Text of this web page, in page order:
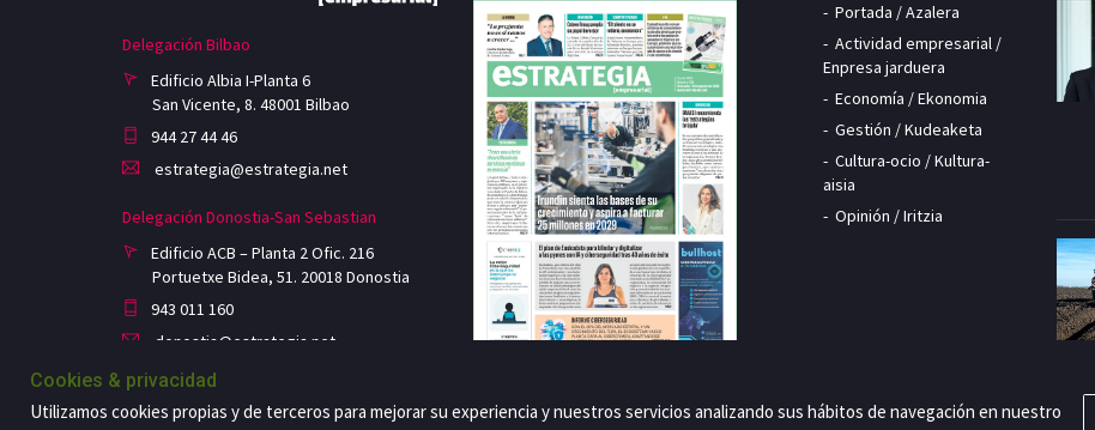
Delegación Bilbao
Edificio Albia I-Planta 6
San Vicente, 8. 48001 Bilbao
944 27 44 46
estrategia@estrategia.net
Delegación Donostia-San Sebastian
Edificio ACB – Planta 2 Ofic. 216
Portuetxe Bidea, 51. 20018 Donostia
943 011 160
donostia@estrategia.net
Portada / Azalera
Actividad empresarial /
Enpresa jarduera
Economía / Ekonomia
Gestión / Kudeaketa
Cultura-ocio / Kultura-
aisia
Opinión / Iritzia
Cookies & privacidad
Utilizamos cookies propias y de terceros para mejorar su experiencia y nuestros servicios analizando sus hábitos de navegación en nuestro